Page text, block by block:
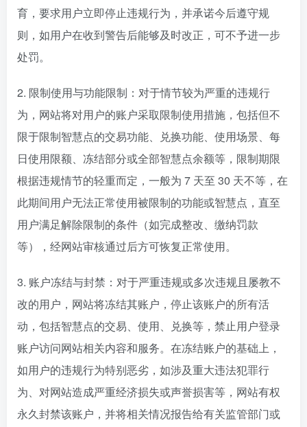
育，要求用户立即停止违规行为，并承诺今后遵守规
则，如用户在收到警告后能够及时改正，可不予进一步
处罚。
2. 限制使用与功能限制：对于情节较为严重的违规行
为，网站将对用户的账户采取限制使用措施，包括但不
限于限制智慧点的交易功能、兑换功能、使用场景、每
日使用限额、冻结部分或全部智慧点余额等，限制期限
根据违规情节的轻重而定，一般为 7 天至 30 天不等，在
此期间用户无法正常使用被限制的功能或智慧点，直至
用户满足解除限制的条件（如完成整改、缴纳罚款
等），经网站审核通过后方可恢复正常使用。
3. 账户冻结与封禁：对于严重违规或多次违规且屡教不
改的用户，网站将冻结其账户，停止该账户的所有活
动，包括智慧点的交易、使用、兑换等，禁止用户登录
账户访问网站相关内容和服务。在冻结账户的基础上，
如用户的违规行为特别恶劣，如涉及重大违法犯罪行
为、对网站造成严重经济损失或声誉损害等，网站有权
永久封禁该账户，并将相关情况报告给有关监管部门或